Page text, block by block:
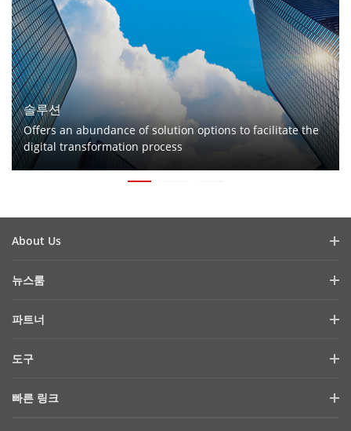
솔루션
Offers an abundance of solution options to facilitate the
digital transformation process
About Us
사이버 보안
품질
뉴스룸
성공 사례
파트너
기술 파트너 찾기
도구
빠른 링크